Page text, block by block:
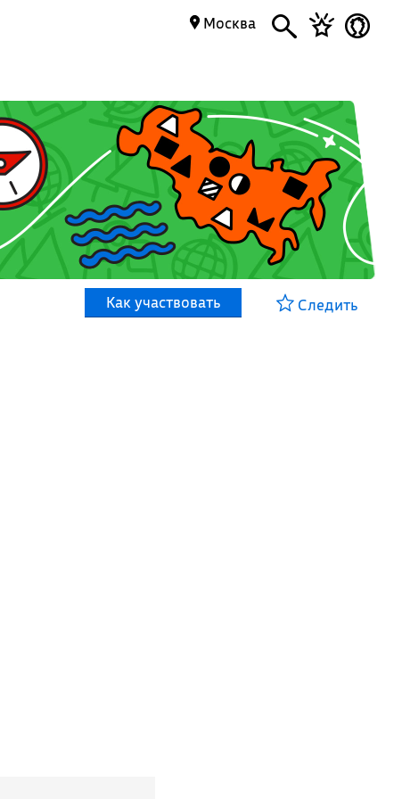
Москва
Как участвовать Следить